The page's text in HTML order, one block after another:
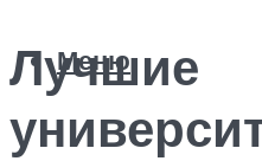
Меню
Лучшие